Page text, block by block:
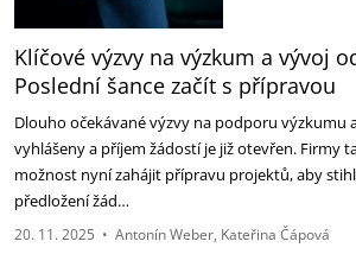
Klíčové výzvy na výzkum a vývoj
Poslední šance začít s přípravou
Dlouho očekávané výzvy na podporu výzkumu
vyhlášeny a příjem žádostí je již otevřen. Firmy
možnost nyní zahájit přípravu projektů, aby
předložení žád…
20. 11. 2025 • Antonín Weber Kateřina Čápová